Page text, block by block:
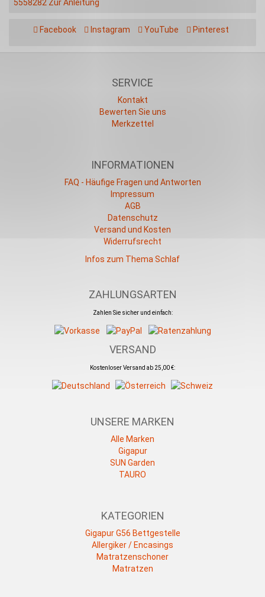
5558282 Zur Anleitung
Facebook Instagram YouTube Pinterest
SERVICE
Kontakt
Bewerten Sie uns
Merkzettel
INFORMATIONEN
FAQ - Häufige Fragen und Antworten
Impressum
AGB
Datenschutz
Versand und Kosten
Widerrufsrecht
Infos zum Thema Schlaf
ZAHLUNGSARTEN
Zahlen Sie sicher und einfach:
VERSAND
Kostenloser Versand ab 25,00 €:
UNSERE MARKEN
Alle Marken
Gigapur
SUN Garden
TAURO
KATEGORIEN
Gigapur G56 Bettgestelle
Allergiker / Encasings
Matratzenschoner
Matratzen